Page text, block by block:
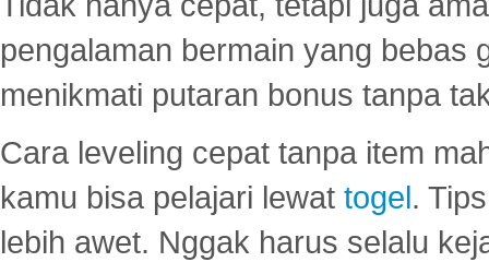
pengalaman bermain yang bebas
menikmati putaran bonus tanpa
Cara leveling cepat tanpa item
kamu bisa pelajari lewat togel.
lebih awet. Nggak harus selalu